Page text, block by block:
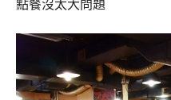
點餐沒太大問題